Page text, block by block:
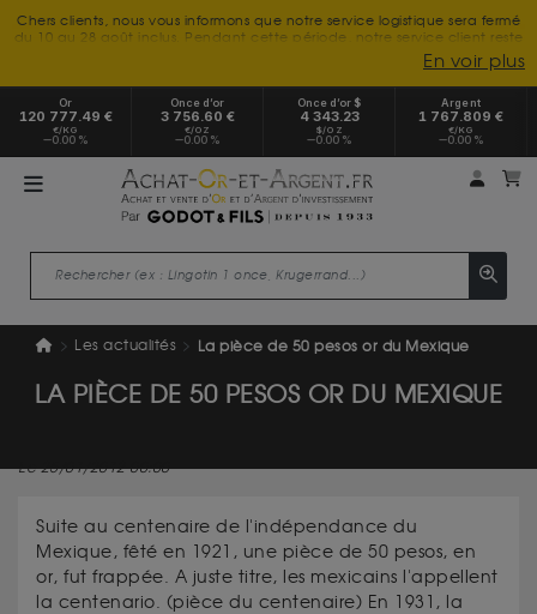
Chers clients, nous vous informons que notre service logistique sera fermé
du 10 au 28 août inclus. Pendant cette période, notre service client reste
à votre disposition tout l'été. Vous pouvez nous joindre du lundi au
vendredi, de 9h30 à 18h, pour toute demande d'information.
Nous vous remercions de votre compréhension et vous souhaitons un
excellent été.
En voir plus
Or
120 777.49 €
€/KG
0.00 %
Once d’or
3 756.60 €
€/OZ
0.00 %
Once d’or $
4 343.23
$/OZ
0.00 %
Argent
1 767.809 €
€/KG
0.00 %
Mon
Les actualités La pièce de 50 pesos or du Mexique
LA PIÈCE DE 50 PESOS OR DU MEXIQUE
Le 25/01/2012 00:00
Suite au centenaire de l'indépendance du
Mexique, fêté en 1921, une pièce de 50 pesos, en
or, fut frappée. A juste titre, les mexicains l'appellent
la centenario. (pièce du centenaire) En 1931, la